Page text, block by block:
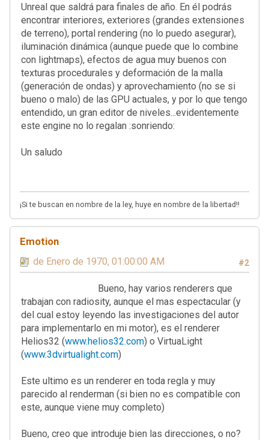
Unreal que saldrá para finales de año. En él podrás
encontrar interiores, exteriores (grandes extensiones
de terreno), portal rendering (no lo puedo asegurar),
iluminación dinámica (aunque puede que lo combine
con lightmaps), efectos de agua muy buenos con
texturas procedurales y deformación de la malla
(generación de ondas) y aprovechamiento (no se si
bueno o malo) de las GPU actuales, y por lo que tengo
entendido, un gran editor de niveles...evidentemente
este engine no lo regalan :sonriendo:
Un saludo
¡Si te buscan en nombre de la ley, huye en nombre de la libertad!!
Emotion
#2
01 de Enero de 1970, 01:00:00 AM
Bueno, hay varios renderers que
trabajan con radiosity, aunque el mas espectacular (y
del cual estoy leyendo las investigaciones del autor
para implementarlo en mi motor), es el renderer
Helios32 (www.helios32.com) o VirtuaLight
(www.3dvirtualight.com)
Este ultimo es un renderer en toda regla y muy
parecido al renderman (si bien no es compatible con
este, aunque viene muy completo)
Bueno, creo que introduje bien las direcciones, o no?